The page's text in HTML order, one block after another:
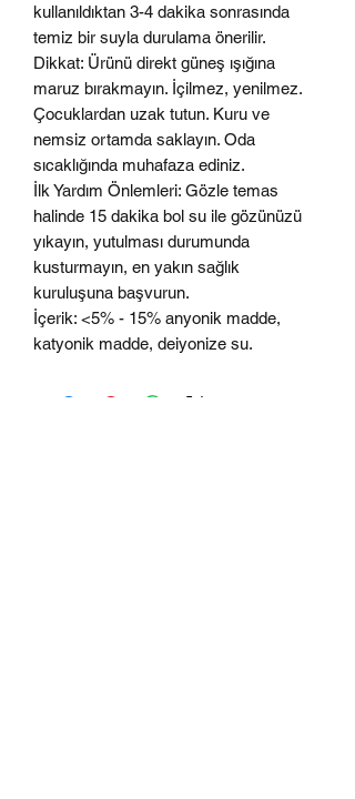
kullanıldıktan 3-4 dakika sonrasında
temiz bir suyla durulama önerilir.
Dikkat: Ürünü direkt güneş ışığına
maruz bırakmayın. İçilmez, yenilmez.
Çocuklardan uzak tutun. Kuru ve
nemsiz ortamda saklayın. Oda
sıcaklığında muhafaza ediniz.
İlk Yardım Önlemleri: Gözle temas
halinde 15 dakika bol su ile gözünüzü
yıkayın, yutulması durumunda
kusturmayın, en yakın sağlık
kuruluşuna başvurun.
İçerik: <5% - 15% anyonik madde,
katyonik madde, deiyonize su.